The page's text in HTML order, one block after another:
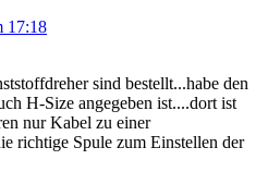
17:18
sind bestellt...habe den
H-Size angegeben ist....dort ist
nur Kabel zu einer
richtige Spule zum Einstellen der